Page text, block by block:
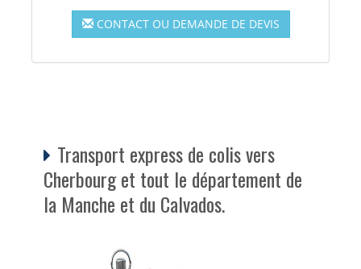
CONTACT OU DEMANDE DE DEVIS
Transport express de colis vers
Cherbourg et tout le département de
la Manche et du Calvados.